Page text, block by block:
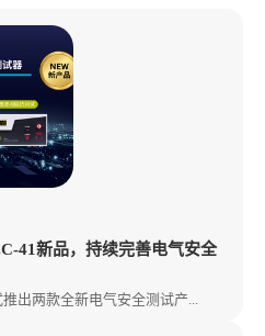
41新品，持续完善电气安全
出两款全新电气安全测试产...